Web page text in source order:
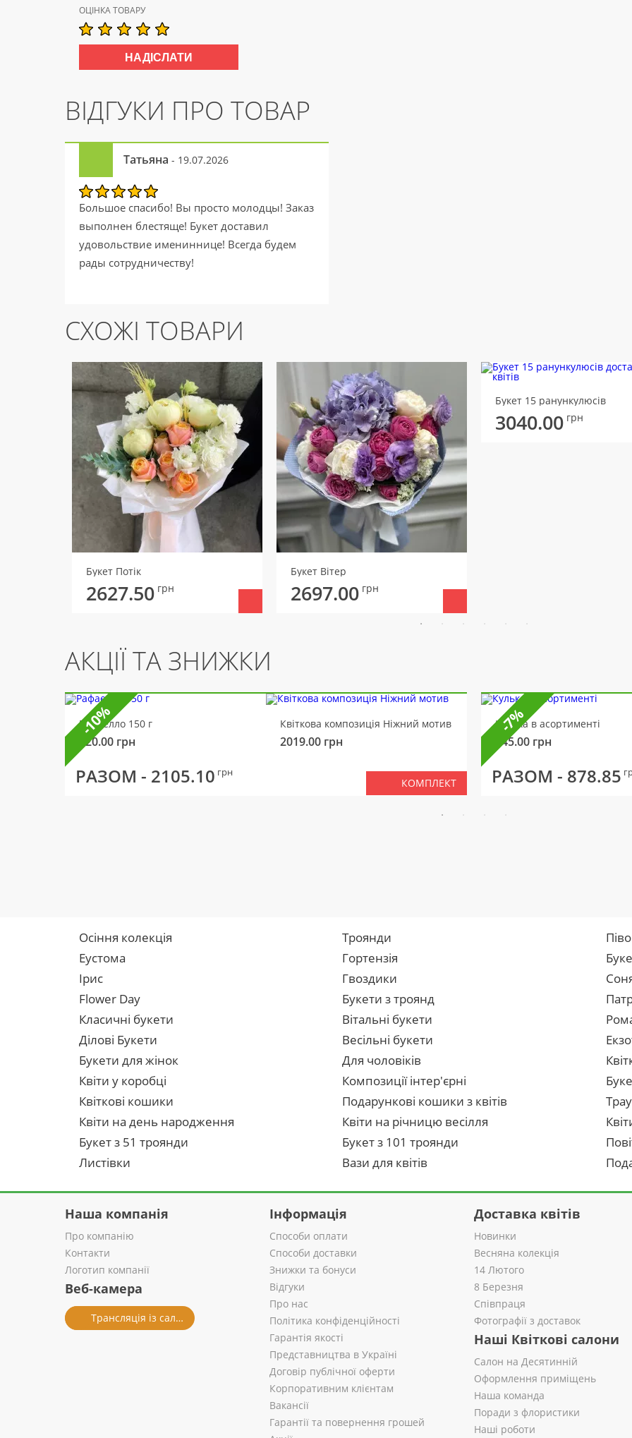
ОЦІНКА ТОВАРУ
ВІДГУКИ ПРО ТОВАР
Татьяна - 19.07.2026
Большое спасибо! Вы просто молодцы! Заказ
выполнен блестяще! Букет доставил
удовольствие имениннице! Всегда будем
рады сотрудничеству!
СХОЖІ ТОВАРИ
Букет Потік
2627.50 грн
Букет Вітер
2697.00 грн
Букет 15 ранункулюсів
3040.00 грн
АКЦІЇ ТА ЗНИЖКИ
Рафаелло 150 г
320.00 грн
Квіткова композиція Ніжний мотив
2019.00 грн
РАЗОМ - 2105.10 грн
КОМПЛЕКТ
-10% Кулька в асортименті
145.00 грн
РАЗОМ - 878.85
-7%
Осіння колекція Троянди
Еустома
Гортензія
Ірис
Гвоздики
Flower Day
Букети з троянд
Класичні букети
Вітальні букети
Ділові Букети
Весільні букети
Букети для жінок
Для чоловіків
Квіти у коробці
Композиції інтер'єрні
Квіткові кошики
Подарункові кошики з квітів
Квіти на день народження
Квіти на річницю весілля
Букет з 51 троянди
Букет з 101 троянди
Листівки
Вази для квітів
Наша компанія
Про компанію
Контакти
Логотип компанії
Веб-камера
Трансляція із салону
Інформація
Способи оплати
Способи доставки
Знижки та бонуси
Відгуки
Про нас
Політика конфіденційності
Гарантія якості
Представництва в Україні
Договір публічної оферти
Корпоративним клієнтам
Вакансії
Гарантії та повернення грошей
Доставка квітів
Новинки
Весняна колекція
14 Лютого
8 Березня
Співпраця
Фотографії з доставок
Наші Квіткові салони
Салон на Десятинній
Оформлення приміщень
Наша команда
Поради з флористики
Наші роботи